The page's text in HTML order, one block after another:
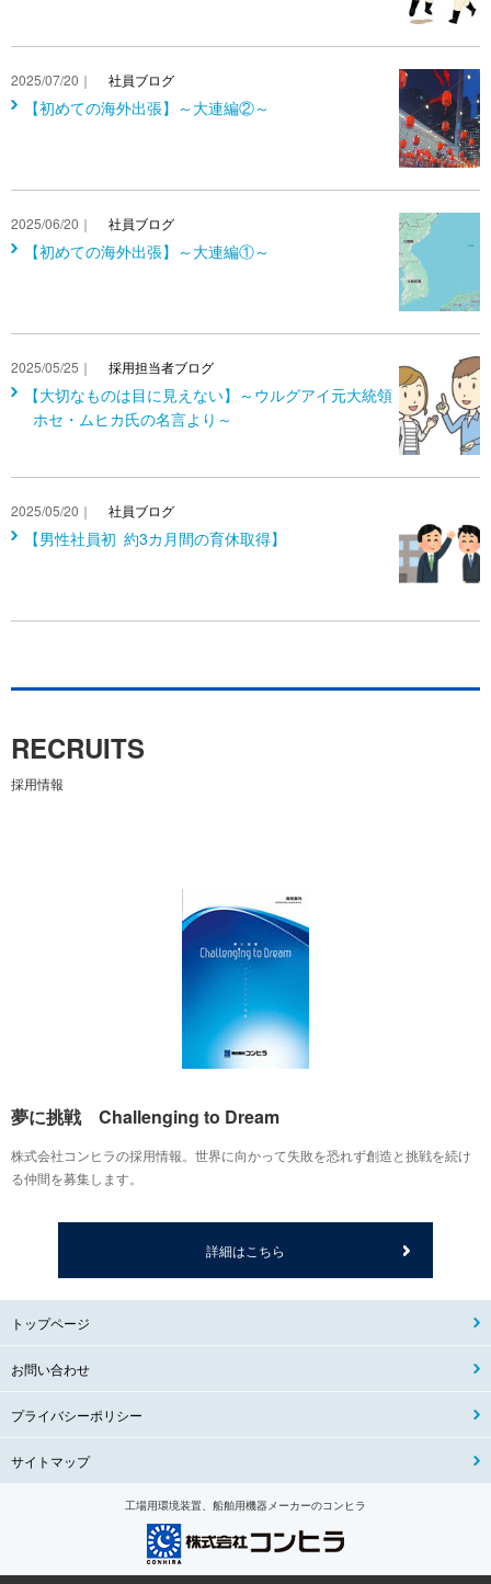
2025/07/20｜ 社員ブログ
【初めての海外出張】～大連編②～
2025/06/20｜ 社員ブログ
【初めての海外出張】～大連編①～
2025/05/25｜ 採用担当者ブログ
【大切なものは目に見えない】～ウルグアイ元大統領
ホセ・ムヒカ氏の名言より～
2025/05/20｜ 社員ブログ
【男性社員初 約3カ月間の育休取得】
RECRUITS
採用情報
夢に挑戦 Challenging to Dream
株式会社コンヒラの採用情報。世界に向かって失敗を恐れず創造と挑戦を続け
る仲間を募集します。
詳細はこちら
トップページ
お問い合わせ
プライバシーポリシー
サイトマップ
工場用環境装置、船舶用機器メーカーのコンヒラ